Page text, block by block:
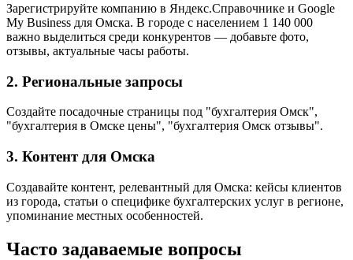
Зарегистрируйте компанию в Яндекс.Справочнике и Google
My Business для Омска. В городе с населением 1 140 000
важно выделиться среди конкурентов — добавьте фото,
отзывы, актуальные часы работы.
2. Региональные запросы
Создайте посадочные страницы под "бухгалтерия Омск",
"бухгалтерия в Омске цены", "бухгалтерия Омск отзывы".
3. Контент для Омска
Создавайте контент, релевантный для Омска: кейсы клиентов
из города, статьи о специфике бухгалтерских услуг в регионе,
упоминание местных особенностей.
Часто задаваемые вопросы